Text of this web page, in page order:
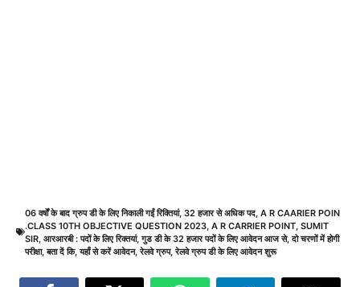
06 वर्षों के बाद ग्रुप डी के लिए निकाली गईं रिक्तियां, 32 हजार से अधिक पद A R CAARIER POIN
.CLASS 10TH OBJECTIVE QUESTION 2023 A R CARRIER POINT SUMIT
SIR आरआरबी : पदों के लिए रिक्तयां,गुड डी के 32 हजार पदों के लिए आवेदन आज से,दो चरणों में होगी
परीक्षा,बता दें कि,यहाँ से करें आवेदन,रेलवे ग्रुप,रेलवे ग्रुप डी के लिए आवेदन शुरू